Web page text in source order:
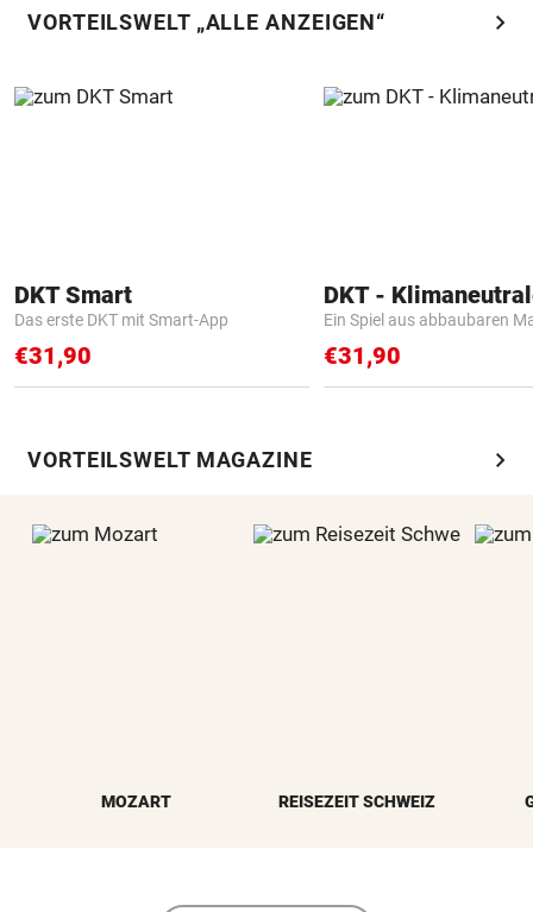
VORTEILSWELT „ALLE ANZEIGEN“ chevron_right
DKT Smart
Das erste DKT mit Smart-App
€31,90
Ein Spiel aus abbaubaren
€31,90
VORTEILSWELT MAGAZINE chevron_right
MOZART REISEZEIT SCHWEIZ